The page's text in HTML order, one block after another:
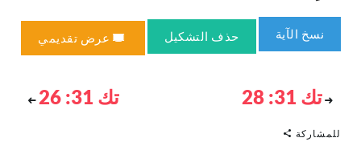
نسخ الآية حذف التشكيل عرض تقديمي
تك 31: 28 تك 31: 26
للمشاركة